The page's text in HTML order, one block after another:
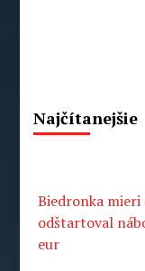
Najčítanejšie
Biedronka mieri
odštartoval
eur